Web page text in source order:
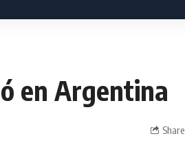
en Argentina
Share